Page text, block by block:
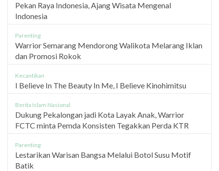
Pekan Raya Indonesia, Ajang Wisata Mengenal
Indonesia
Parenting
Warrior Semarang Mendorong Walikota Melarang Iklan
dan Promosi Rokok
Kecantikan
I Believe In The Beauty In Me, I Believe Kinohimitsu
Berita Islam Nasional
Dukung Pekalongan jadi Kota Layak Anak, Warrior
FCTC minta Pemda Konsisten Tegakkan Perda KTR
Parenting
Lestarikan Warisan Bangsa Melalui Botol Susu Motif
Batik